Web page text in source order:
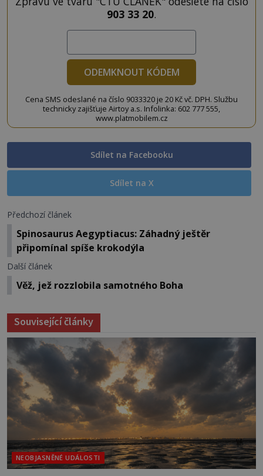
903 33 20.
ODEMKNOUT KÓDEM
Cena SMS odeslané na číslo 9033320 je 20 Kč vč. DPH. Službu
technicky zajišťuje Airtoy a.s. Infolinka: 602 777 555,
www.platmobilem.cz
Sdílet na Facebooku
Sdílet na X
Předchozí článek
Spinosaurus Aegyptiacus: Záhadný ještěr
připomínal spíše krokodýla
Další článek
Věž, jež rozzlobila samotného Boha
Související články
NEOBJASNĚNÉ UDÁLOSTI